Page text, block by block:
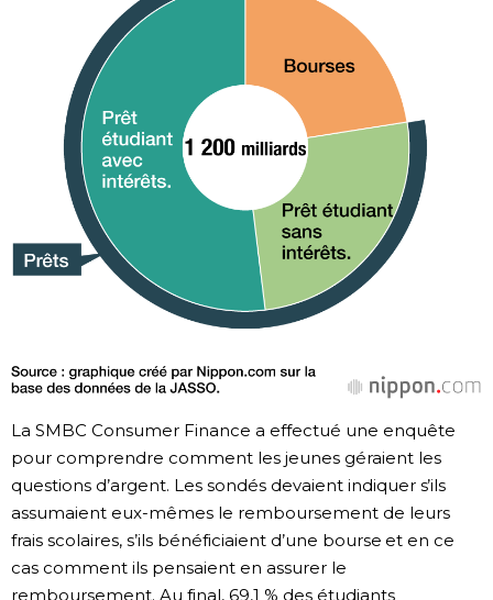
La SMBC Consumer Finance a effectué une enquête
pour comprendre comment les jeunes géraient les
questions d’argent. Les sondés devaient indiquer s’ils
assumaient eux-mêmes le remboursement de leurs
frais scolaires, s’ils bénéficiaient d’une bourse et en ce
cas comment ils pensaient en assurer le
remboursement. Au final, 69,1 % des étudiants